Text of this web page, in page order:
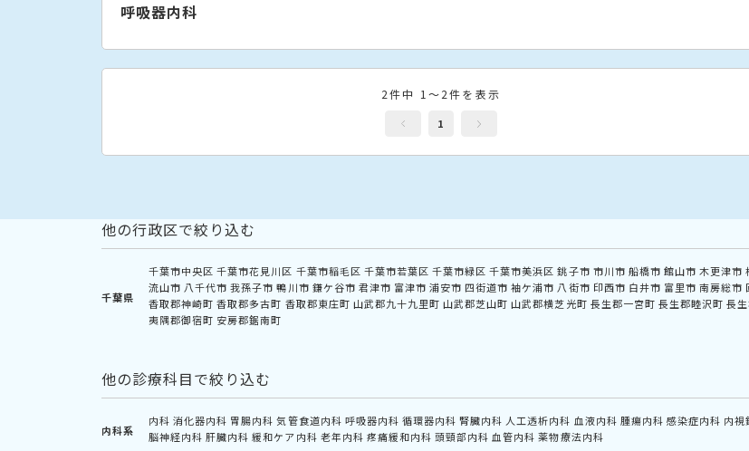
呼吸器内科
2件中 1～2件を表示
1
他の行政区で絞り込む
千葉県
千葉市中央区 千葉市花見川区 千葉市稲毛区 千葉市若葉区 千葉市緑区 千葉市美浜区 銚子市 市川市 船橋市 館山市 木更津市
流山市 八千代市 我孫子市 鴨川市 鎌ケ谷市 君津市 富津市 浦安市 四街道市 袖ケ浦市 八街市 印西市 白井市 富里市 南房総市
香取郡神崎町 香取郡多古町 香取郡東庄町 山武郡九十九里町 山武郡芝山町 山武郡横芝光町 長生郡一宮町 長生郡睦沢町 長
夷隅郡御宿町 安房郡鋸南町
他の診療科目で絞り込む
内科系
内科 消化器内科 胃腸内科 気管食道内科 呼吸器内科 循環器内科 腎臓内科 人工透析内科 血液内科 腫瘍内科 感染症内科 内視
脳神経内科 肝臓内科 緩和ケア内科 老年内科 疼痛緩和内科 頭頸部内科 血管内科 薬物療法内科